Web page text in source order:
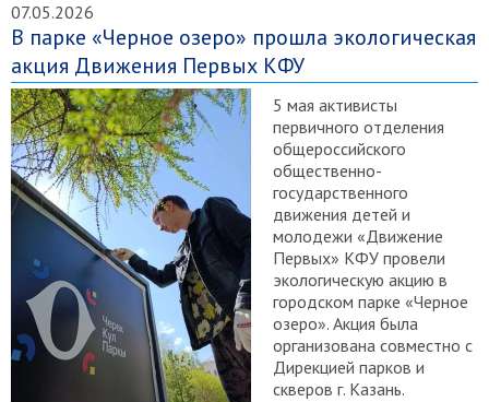
07.05.2026
В парке «Черное озеро» прошла экологическая
акция Движения Первых КФУ
5 мая активисты
первичного отделения
общероссийского
общественно-
государственного
движения детей и
молодежи «Движение
Первых» КФУ провели
экологическую акцию в
городском парке «Черное
озеро». Акция была
организована совместно с
Дирекцией парков и
скверов г. Казань.